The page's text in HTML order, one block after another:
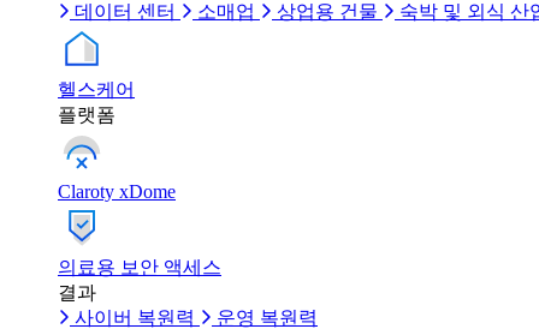
데이터 센터
소매업 상업용 건물 숙박 및 외식 산
헬스케어
플랫폼
Claroty xDome
의료용 보안 액세스
결과
사이버 복원력
운영 복원력